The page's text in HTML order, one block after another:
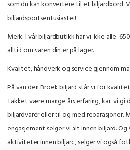
som du kan konvertere til et biljardbord.
biljardsportsentusiaster!
Merk: I vår biljardbutikk har vi ikke alle
alltid om varen din er på lager.
Kvalitet, håndverk og service gjennom
På van den Broek biljard står vi for
Takket være mange års erfaring, kan vi gi
biljardvarer eller til og med reparasjoner.
engasjement selger vi alt innen biljard.
aktiviteter innen biljard, selger vi også